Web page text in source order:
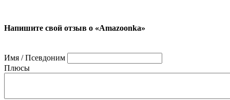
Напишите свой отзыв о «Amazoonka»
Имя / Псевдоним
Плюсы